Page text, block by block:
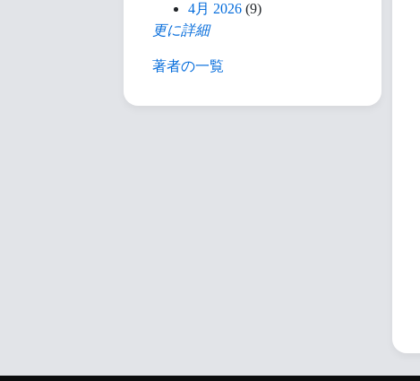
4月 2026 (9)
更に詳細
著者の一覧